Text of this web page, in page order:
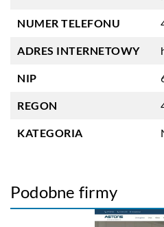
NUMER TELEFONU
ADRES INTERNETOWY
NIP
REGON
KATEGORIA
Podobne firmy